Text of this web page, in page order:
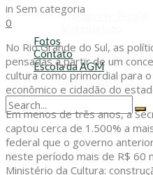
Refis
Transporte Escolar
Fotos
Contato
Escola da AGM
Cursos da AGM
No Result
View All Result
in Sem categoria
0
No Rio Grande do Sul, as
pensadas a partir de um
cultura como primordial para
econômico e cidadão do
Em menos de três anos, a
captou cerca de 1.500% a
federal que o governo
neste período mais de R$ 60
Ministério da Cultura: